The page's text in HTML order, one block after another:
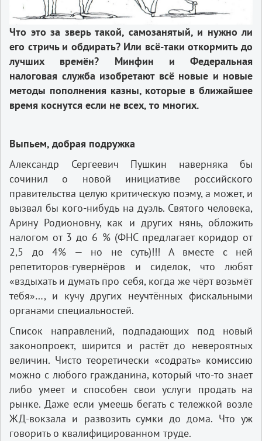
Что это за зверь такой, самозанятый, и нужно ли
его стричь и обдирать? Или всё-таки откормить до
лучших времён? Минфин и Федеральная
налоговая служба изобретают всё новые и новые
методы пополнения казны, которые в ближайшее
время коснутся если не всех, то многих.
Выпьем, добрая подружка
Александр Сергеевич Пушкин наверняка бы
сочинил о новой инициативе российского
правительства целую критическую поэму, а может, и
вызвал бы кого-нибудь на дуэль. Святого человека,
Арину Родионовну, как и других нянь, обложить
налогом от 3 до 6 % (ФНС предлагает коридор от
2,5 до 4% — но не суть)!!! А вместе с ней
репетиторов-гувернёров и сиделок, что любят
«вздыхать и думать про себя, когда же чёрт возьмёт
тебя»…, и кучу других неучтённых фискальными
органами специальностей.
Список направлений, подпадающих под новый
законопроект, ширится и растёт до невероятных
величин. Чисто теоретически «содрать» комиссию
можно с любого гражданина, который что-то знает
либо умеет и способен свои услуги продать на
рынке. Даже если умеешь бегать с тележкой возле
ЖД-вокзала и развозить сумки до дома. Что уж
говорить о квалифицированном труде.